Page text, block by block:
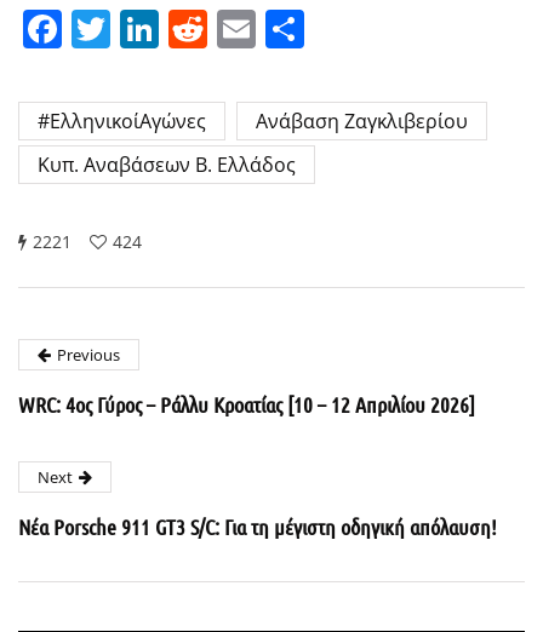
Facebook
Twitter
LinkedIn
Reddit
Email
#ΕλληνικοίΑγώνες
Ανάβαση Ζαγκλιβερίου
Κυπ. Αναβάσεων Β. Ελλάδος
2221 424
Previous
WRC: 4ος Γύρος – Ράλλυ Κροατίας [10 – 12 Απριλίου 2026]
Next
Νέα Porsche 911 GT3 S/C: Για τη μέγιστη οδηγική απόλαυση!